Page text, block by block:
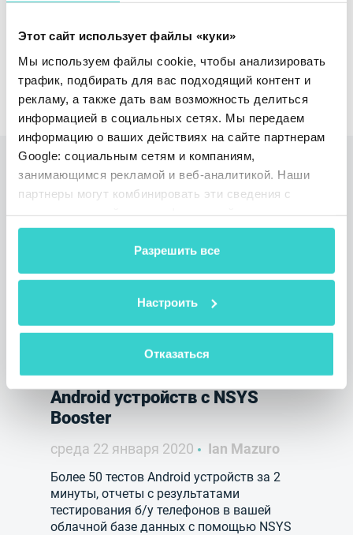
Этот сайт использует файлы «куки»
Мы используем файлы cookie, чтобы анализировать
трафик, подбирать для вас подходящий контент и
рекламу, а также дать вам возможность делиться
информацией в социальных сетях. Мы передаем
информацию о ваших действиях на сайте партнерам
Google: социальным сетям и компаниям,
занимающимся рекламой и веб-аналитикой. Наши
партнеры могут комбинировать эти сведения с
данными, которые они получили при использовании
Разрешить все
Настроить
Отказаться
Запросить Демо
Читайте также
Беспроводная диагностика
Android устройств с NSYS
Booster
среда 22 января 2020 Ian Mazuro
Более 50 тестов Android устройств за 2
минуты, отчеты с результатами
тестирования б/у телефонов в вашей
облачной базе данных с помощью NSYS